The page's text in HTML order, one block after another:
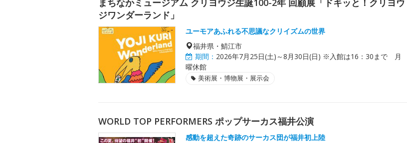
まちなかミュージアム クリヨウジ生誕100-2年 回顧展「ドキッと！クリヨウ
ジワンダーランド」
ユーモアあふれる不思議なクリイズムの世界
福井県・鯖江市
期間： 2026年7月25日(土)～8月30日(日) ※入館は16：30まで 月
曜休館
美術展・博物展・展示会
WORLD TOP PERFORMERS ポップサーカス福井公演
感動を超えた奇跡のサーカス団が福井初上陸